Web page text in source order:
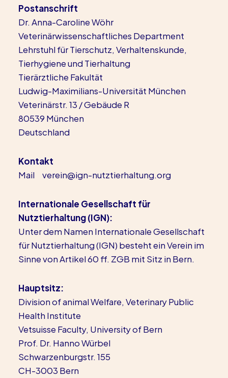
Postanschrift
Dr. Anna-Caroline Wöhr
Veterinärwissenschaftliches Department
Lehrstuhl für Tierschutz, Verhaltenskunde,
Tierhygiene und Tierhaltung
Tierärztliche Fakultät
Ludwig-Maximilians-Universität München
Veterinärstr. 13 / Gebäude R
80539 München
Deutschland
Kontakt
Mail verein@ign-nutztierhaltung.org
Internationale Gesellschaft für
Nutztierhaltung (IGN):
Unter dem Namen Internationale Gesellschaft
für Nutztierhaltung (IGN) besteht ein Verein im
Sinne von Artikel 60 ff. ZGB mit Sitz in Bern.
Hauptsitz:
Division of animal Welfare, Veterinary Public
Health Institute
Vetsuisse Faculty, University of Bern
Prof. Dr. Hanno Würbel
Schwarzenburgstr. 155
CH-3003 Bern